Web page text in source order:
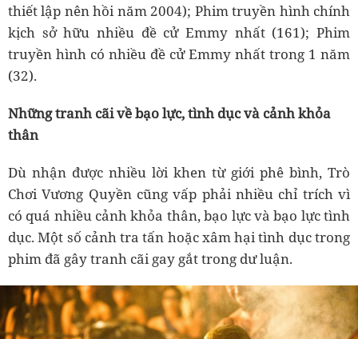
thiết lập nên hồi năm 2004); Phim truyền hình chính
kịch sở hữu nhiều đề cử Emmy nhất (161); Phim
truyền hình có nhiều đề cử Emmy nhất trong 1 năm
(32).
Những tranh cãi về bạo lực, tình dục và cảnh khỏa
thân
Dù nhận được nhiều lời khen từ giới phê bình, Trò
Chơi Vương Quyền cũng vấp phải nhiều chỉ trích vì
có quá nhiều cảnh khỏa thân, bạo lực và bạo lực tình
dục. Một số cảnh tra tấn hoặc xâm hại tình dục trong
phim đã gây tranh cãi gay gắt trong dư luận.